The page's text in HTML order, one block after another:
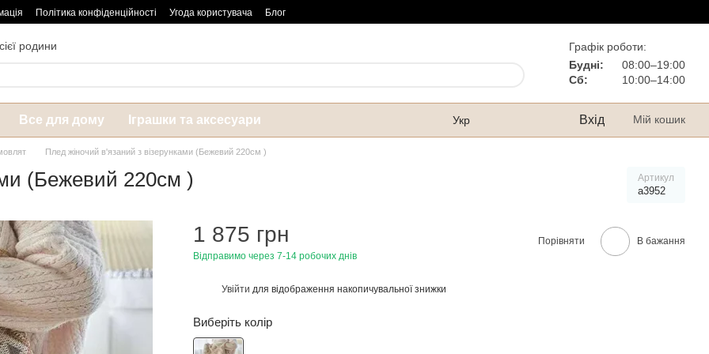
Політика конфіденційності Угода користувача Блог
родини
Графік роботи:
Будні:
08:00–19:00
Сб:
10:00–14:00
Все для дому Іграшки та аксесуари Укр Вхід Мій кошик
Плед жіночий в'язаний з візерунками (Бежевий 220см )
(Бежевий 220см ) Артикул
а3952
1 875 грн
Відправимо через 7-14 робочих днів
Порівняти В бажання
Увійти для відображення накопичувальної знижки
Виберіть колір